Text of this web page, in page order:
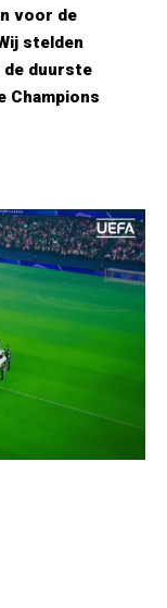
voor de
stelden
de duurste
Champions